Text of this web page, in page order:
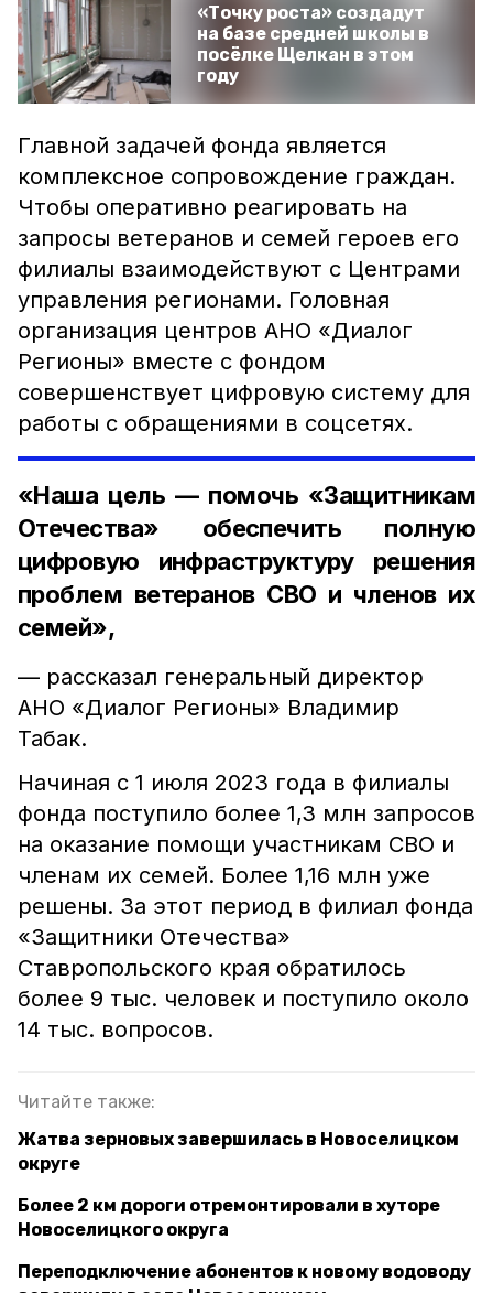
«Точку роста» создадут
на базе средней школы в
посёлке Щелкан в этом
году
Главной задачей фонда является
комплексное сопровождение граждан.
Чтобы оперативно реагировать на
запросы ветеранов и семей героев его
филиалы взаимодействуют с Центрами
управления регионами. Головная
организация центров АНО «Диалог
Регионы» вместе с фондом
совершенствует цифровую систему для
работы с обращениями в соцсетях.
«Наша цель — помочь «Защитникам
Отечества» обеспечить полную
цифровую инфраструктуру решения
проблем ветеранов СВО и членов их
семей»,
— рассказал генеральный директор
АНО «Диалог Регионы» Владимир
Табак.
Начиная с 1 июля 2023 года в филиалы
фонда поступило более 1,3 млн запросов
на оказание помощи участникам СВО и
членам их семей. Более 1,16 млн уже
решены. За этот период в филиал фонда
«Защитники Отечества»
Ставропольского края обратилось
более 9 тыс. человек и поступило около
14 тыс. вопросов.
Читайте также:
Жатва зерновых завершилась в Новоселицком
округе
Более 2 км дороги отремонтировали в хуторе
Новоселицкого округа
Переподключение абонентов к новому водоводу